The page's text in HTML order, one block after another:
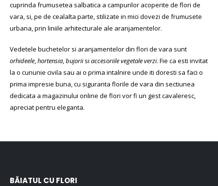
cuprinda frumusetea salbatica a campurilor acoperite de flori de
vara, si, pe de cealalta parte, stilizate in mici dovezi de frumusete
urbana, prin liniile arhitecturale ale aranjamentelor.
Vedetele buchetelor si aranjamentelor din flori de vara sunt
orhideele,hortensia,bujoriisi accesoriile vegetale verzi. Fie ca esti invitat
la o cununie civila sau ai o prima intalnire unde iti doresti sa faci o
prima impresie buna, cu siguranta florile de vara din sectiunea
dedicata a magazinului online de flori vor fi un gest cavaleresc,
apreciat pentru eleganta.
BĂIATUL CU FLORI